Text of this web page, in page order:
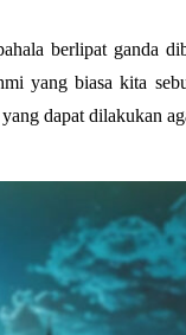
berlipat ganda
yang biasa kita
dapat dilakukan